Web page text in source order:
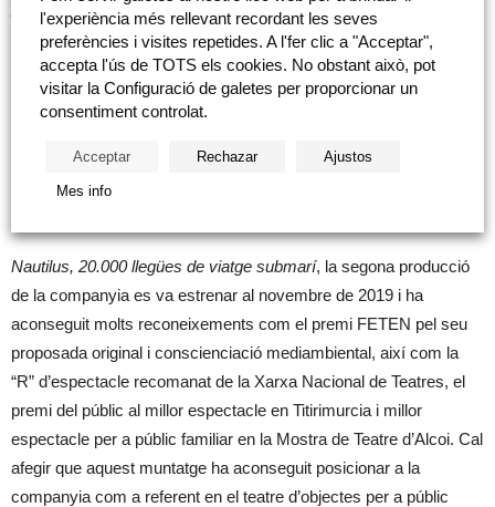
joventut mitjançant l’ús d’un llenguatge poètic, visual i una
proposta escènica contemporània que es basa en
l’experimentació i la reflexió. El seu primer espectacleEn els
núvolses va estrenar en la Mostra Internacional Mim de sueca
en 2017 i ha passat per festivals com per exemple FIET de
Mallorca, Mostra de Titelles de la Vall d’Albaida o FETEN a Gijón,
Nautilus, 20.000 llegües de viatge submarí, la segona producció
de la companyia es va estrenar al novembre de 2019 i ha
aconseguit molts reconeixements com el premi FETEN pel seu
proposada original i conscienciació mediambiental, així com la
“R” d’espectacle recomanat de la Xarxa Nacional de Teatres, el
premi del públic al millor espectacle en Titirimurcia i millor
espectacle per a públic familiar en la Mostra de Teatre d’Alcoi. Cal
afegir que aquest muntatge ha aconseguit posicionar a la
companyia com a referent en el teatre d’objectes per a públic
l'experiència més rellevant recordant les seves
preferències i visites repetides. A l'fer clic a "Acceptar",
accepta l'ús de TOTS els cookies. No obstant això, pot
visitar la Configuració de galetes per proporcionar un
consentiment controlat.
Acceptar Rechazar Ajustos
Mes info